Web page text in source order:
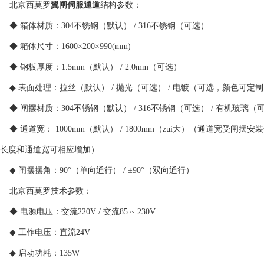
北京西莫罗翼闸伺服通道结构参数：
◆ 箱体材质：304不锈钢（默认） / 316不锈钢（可选）
◆ 箱体尺寸：1600×200×990(mm)
◆ 钢板厚度：1.5mm（默认） / 2.0mm（可选）
◆ 表面处理：拉丝（默认） / 抛光（可选） / 电镀（可选，颜色可定
◆ 闸摆材质：304不锈钢（默认） / 316不锈钢（可选） / 有机玻璃（
◆ 通道宽： 1000mm（默认） / 1800mm（zui大）（通道宽受闸摆安
长度和通道宽可相应增加）
◆ 闸摆摆角：90°（单向通行） / ±90°（双向通行）
北京西莫罗技术参数：
◆ 电源电压：交流220V / 交流85 ~ 230V
◆ 工作电压：直流24V
◆ 启动功耗：135W